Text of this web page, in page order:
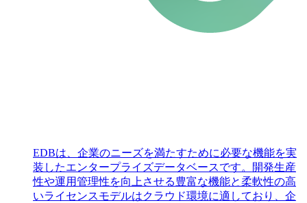
EDBは、企業のニーズを満たすために必要な機能を実
装したエンタープライズデータベースです。開発生産
性や運用管理性を向上させる豊富な機能と柔軟性の高
いライセンスモデルはクラウド環境に適しており、企